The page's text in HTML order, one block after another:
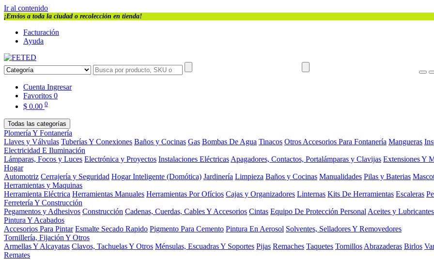
Ir al contenido
¡Envios a toda la ciudad o recolección en tienda!
Facturación
Ayuda
Cuenta Ingresar
Favoritos 0
$ 0.00 0
Todas las categorías
Plomería Y Fontanería
Llaves y Válvulas Tuberías Y Conexiones Baños y Cocinas Gas Bombas De Agua Tinacos Otros Accesorios Para Fontanería Mangueras
Electricidad E Iluminación
Lámparas, Focos y Luces Electrónica y Proyectos Instalaciones Eléctricas Apagadores, Contactos, Portalámparas y Clavijas Extensiones Y
Hogar
Automotriz Cerrajería y Seguridad Hogar Inteligente (Domótica) Jardinería Limpieza Baños y Cocinas Manualidades Pilas y Baterias
Herramientas y Maquinas
Herramienta Eléctrica Herramientas Manuales Herramientas Por Ofícios Cajas y Organizadores Linternas Kits De Herramientas Escaleras
Ferretería Y Construcción
Pegamentos y Adhesivos Construcción Cadenas, Cuerdas, Cables Y Accesorios Cintas Equipo De Protección Personal Aceites y Lubricantes
Pintura Y Acabados
Accesorios Para Pintar Esmalte Secado Rapido Pigmento Para Cemento Pintura En Aerosol Solventes, Selladores Y Removedores
Tornillería, Fijación Y Otros
Armellas Y Alcayatas Clavos, Tachuelas Y Otros Ménsulas, Escuadras Y Soportes Pijas Remaches Taquetes Tornillos Abrazaderas Birlos
Remates